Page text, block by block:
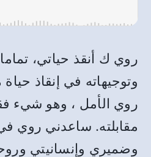
روي ك أنقذ حياتي،
وتوجيهاته في إنقاذ
روي الأمل ، وهو شيء
مقابلته. ساعدني روي
وضميري وإنسانيتي